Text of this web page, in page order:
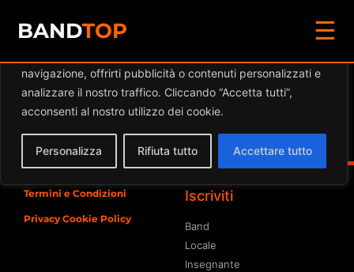
Diamo valore alla tua privacy
navigazione, offrirti pubblicità o contenuti personalizzati e
analizzare il nostro traffico. Cliccando “Accetta tutti”,
acconsenti al nostro utilizzo dei cookie.
Personalizza Rifiuta tutto Accettare tutto
BANDTOP
☰
Eventi aDefrag
Termini e Condizioni
Privacy Cookie Policy
Iscriviti
Band
Locale
Insegnante